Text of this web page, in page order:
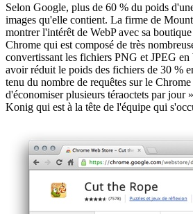
Selon Google, plus de 60 % du poids
images qu'elle contient. La firme de
montrer l'intérêt de WebP avec sa
Chrome qui est composé de très
convertissant les fichiers PNG et JPEG en
avoir réduit le poids des fichiers de 30 %
tenu du nombre de requêtes sur le
d'économiser plusieurs téraoctets par jour
Konig qui est à la tête de l'équipe qui